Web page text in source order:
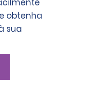
obtenha
sua